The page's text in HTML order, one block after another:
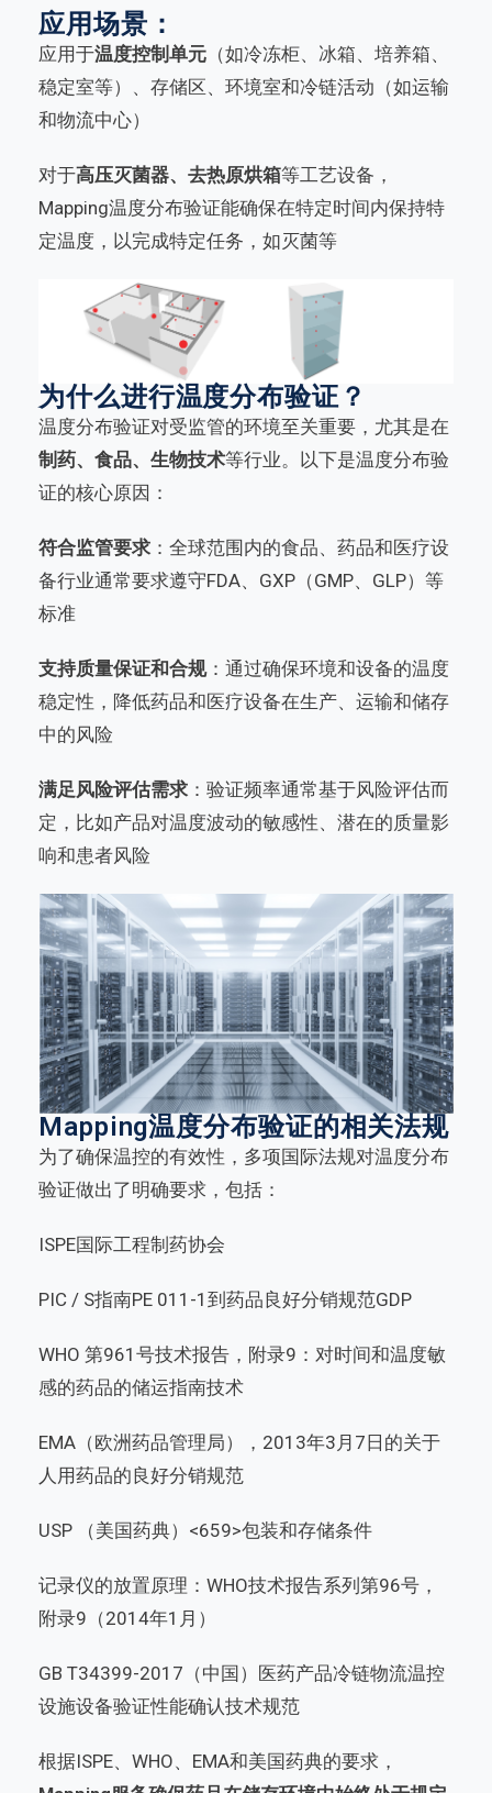
应用场景：
应用于温度控制单元 （如冷冻柜、冰箱、培养箱、
稳定室等）、存储区、环境室和冷链活动（如运输
和物流中心）
对于高压灭菌器、去热原烘箱等工艺设备，
Mapping温度分布验证能确保在特定时间内保持特
定温度，以完成特定任务，如灭菌等
为什么进行温度分布验证？
温度分布验证对受监管的环境至关重要，尤其是在
制药、食品、生物技术等行业。以下是温度分布验
证的核心原因：
符合监管要求 ：全球范围内的食品、药品和医疗设
备行业通常要求遵守FDA、 GXP （GMP、GLP）等
标准
支持质量保证和合规：通过确保环境和设备的温度
稳定性，降低药品和医疗设备在生产、运输和储存
中的风险
满足风险评估需求 ：验证频率通常基于风险评估而
定，比如产品对温度波动的敏感性、潜在的质量影
响和患者风险
Mapping温度分布验证的相关法规
为了确保温控的有效性，多项国际法规对温度分布
验证做出了明确要求，包括：
ISPE国际工程制药协会
PIC / S指南PE 011-1到药品良好分销规范GDP
WHO 第961号技术报告，附录9：对时间和温度敏
感的药品的储运指南技术
EMA（欧洲药品管理局），2013年3月7日的关于
人用药品的良好分销规范
USP （美国药典）<659>包装和存储条件
记录仪的放置原理：WHO技术报告系列第96号，
附录9（2014年1月）
GB T34399-2017（中国）医药产品冷链物流温控
设施设备验证性能确认技术规范
根据ISPE、WHO、EMA和美国药典的要求，